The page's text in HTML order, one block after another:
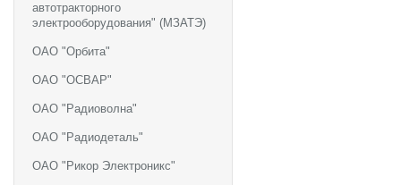
автотракторного
электрооборудования" (МЗАТЭ)
ОАО "Орбита"
ОАО "ОСВАР"
ОАО "Радиоволна"
ОАО "Радиодеталь"
ОАО "Рикор Электроникс"